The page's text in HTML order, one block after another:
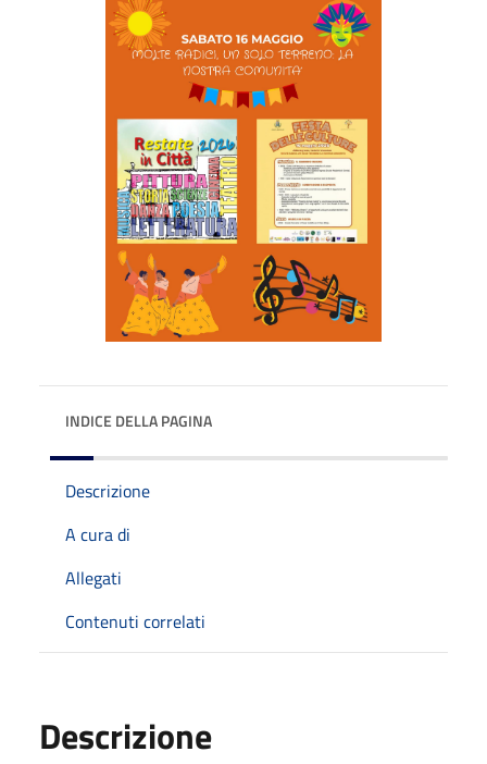
INDICE DELLA PAGINA
Descrizione
A cura di
Allegati
Contenuti correlati
Descrizione